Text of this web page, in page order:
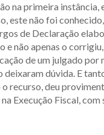
na primeira instância,
este não foi
de Declaração
e não apenas o
de um julgado por
dúvida. E
recurso, deu
Execução Fiscal, com